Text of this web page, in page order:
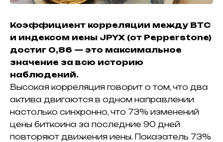
Коэффициент корреляции между BTC
и индексом иены JPYX (от Pepperstone)
достиг 0,86 — это максимальное
значение за всю историю
наблюдений.
Высокая корреляция говорит о том, что два
актива двигаются в одном направлении
настолько синхронно, что 73% изменений
цены биткоина за последние 90 дней
повторяют движения иены. Показатель 73%